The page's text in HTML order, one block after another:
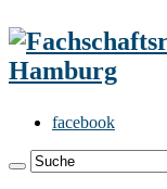
facebook